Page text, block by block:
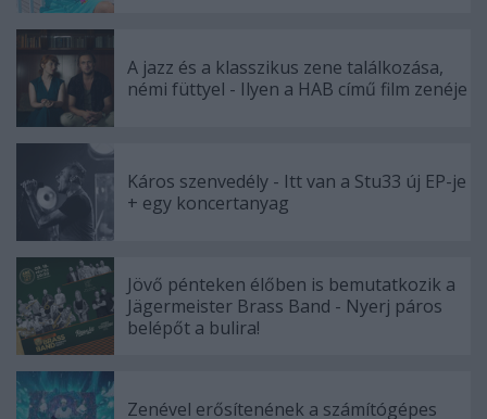
A jazz és a klasszikus zene találkozása,
némi füttyel - Ilyen a HAB című film zenéje
Káros szenvedély - Itt van a Stu33 új EP-je
+ egy koncertanyag
Jövő pénteken élőben is bemutatkozik a
Jägermeister Brass Band - Nyerj páros
belépőt a bulira!
Zenével erősítenének a számítógépes